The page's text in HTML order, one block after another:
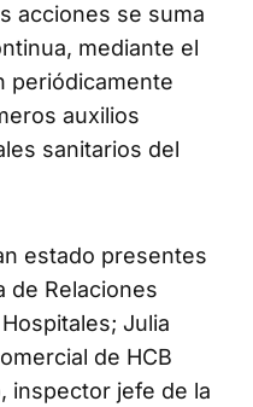
acciones se suma
mediante el
periódicamente
auxilios
sanitarios del
estado presentes
de Relaciones
Julia
de HCB
inspector jefe de la